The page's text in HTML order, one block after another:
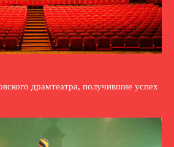
драмтеатра, получившие успех